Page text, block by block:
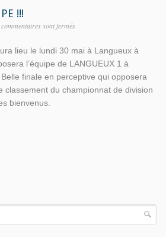
!!!
sont fermés
lieu le lundi 30 mai à Langueux à
l’équipe de LANGUEUX 1 à
Belle finale en perceptive qui opposera
classement du championnat de division
bienvenus.